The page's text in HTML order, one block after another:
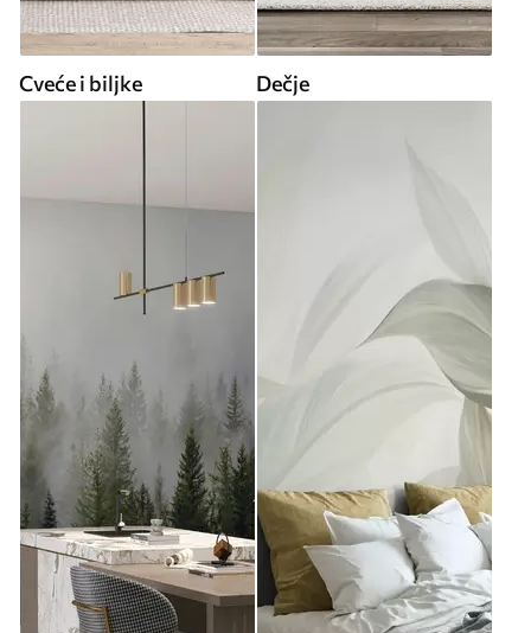
Cveće i biljke Dečje